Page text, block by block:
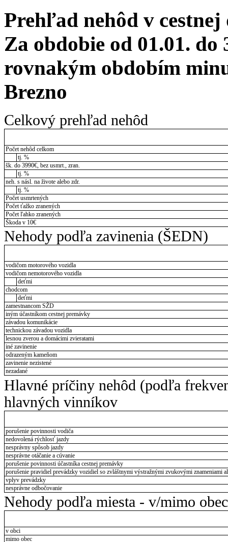
Prehľad nehôd v cestnej
Za obdobie od 01.01. do
rovnakým obdobím
Brezno
Celkový prehľad nehôd
Počet nehôd celkom
tj. %
šk. do 3990€, bez usmrt., zran.
tj. %
neh. s násl. na živote alebo zdr.
tj. %
Počet usmrtených
Počet ťažko zranených
Počet ľahko zranených
Škoda v 10€
Nehody podľa zavinenia (ŠEDN)
vodičom motorového vozidla
vodičom nemotorového vozidla
deťmi
chodcom
deťmi
zamestnancom SŽD
iným účastníkom cestnej premávky
závadou komunikácie
technickou závadou vozidla
lesnou zverou a domácimi zvieratami
iné zavinenie
odrazeným kameňom
zavinenie nezistené
nezadané
Hlavné príčiny nehôd (podľa
hlavných vinníkov
porušenie povinnosti vodiča
nedovolená rýchlosť jazdy
nesprávny spôsob jazdy
nesprávne otáčanie a cúvanie
porušenie povinnosti účastníka cestnej premávky
porušenie pravidiel prevádzky vozidiel so zvláštnymi výstražnými zvukovými znameniami
vplyv prevádzky
nesprávne odbočovanie
Nehody podľa miesta - v/mimo obec
v obci
mimo obec